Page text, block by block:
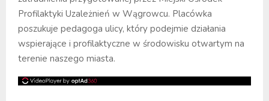
Profilaktyki Uzależnień w Wągrowcu. Placówka
poszukuje pedagoga ulicy, który podejmie działania
wspierające i profilaktyczne w środowisku otwartym na
terenie naszego miasta.